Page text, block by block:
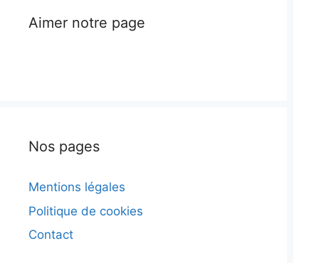
Aimer notre page
Nos pages
Mentions légales
Politique de cookies
Contact